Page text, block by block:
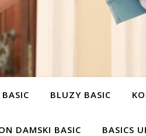
BLUZY BASIC
DAMSKI BASIC BASICS